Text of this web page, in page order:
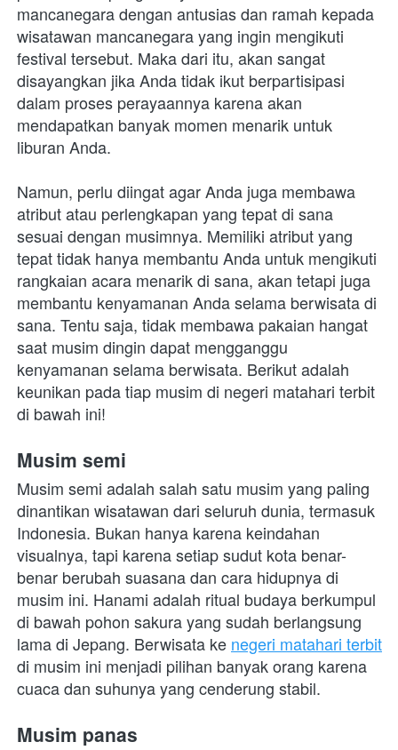
mancanegara dengan antusias dan ramah kepada
wisatawan mancanegara yang ingin mengikuti
festival tersebut. Maka dari itu, akan sangat
disayangkan jika Anda tidak ikut berpartisipasi
dalam proses perayaannya karena akan
mendapatkan banyak momen menarik untuk
liburan Anda.
Namun, perlu diingat agar Anda juga membawa
atribut atau perlengkapan yang tepat di sana
sesuai dengan musimnya. Memiliki atribut yang
tepat tidak hanya membantu Anda untuk mengikuti
rangkaian acara menarik di sana, akan tetapi juga
membantu kenyamanan Anda selama berwisata di
sana. Tentu saja, tidak membawa pakaian hangat
saat musim dingin dapat mengganggu
kenyamanan selama berwisata. Berikut adalah
keunikan pada tiap musim di negeri matahari terbit
di bawah ini!
Musim semi
Musim semi adalah salah satu musim yang paling
dinantikan wisatawan dari seluruh dunia, termasuk
Indonesia. Bukan hanya karena keindahan
visualnya, tapi karena setiap sudut kota benar-
benar berubah suasana dan cara hidupnya di
musim ini. Hanami adalah ritual budaya berkumpul
di bawah pohon sakura yang sudah berlangsung
lama di Jepang. Berwisata ke negeri matahari terbit
di musim ini menjadi pilihan banyak orang karena
cuaca dan suhunya yang cenderung stabil.
Musim panas